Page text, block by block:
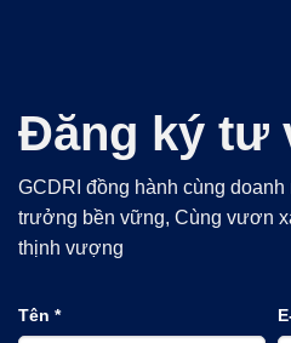
Đăng ký tư
GCDRI đồng hành cùng
trưởng bền vững, Cùng vươn
thịnh vượng
Tên *